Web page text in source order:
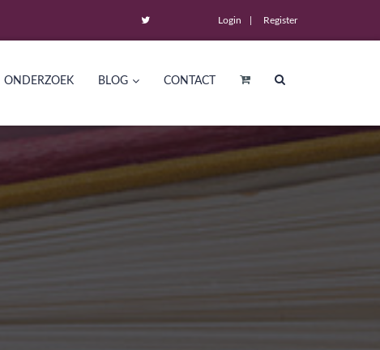
Login Register
ONDERZOEK BLOG CONTACT